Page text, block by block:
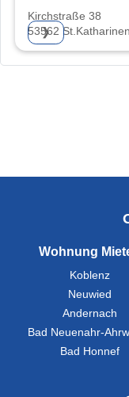
Kirchstraße 38
53562 St.Katharinen
❯
Wohnung
Koblenz
Neuwied
Andernach
Bad Neuenahr-
Bad Honnef